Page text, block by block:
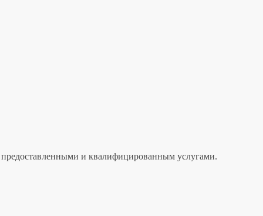
предоставленными и квалифицированным услугами.